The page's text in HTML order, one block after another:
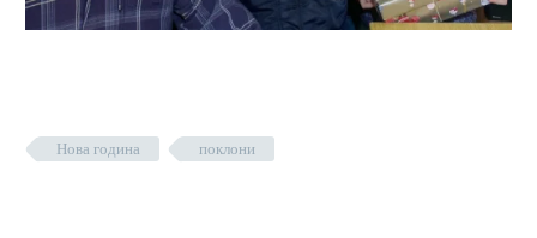
Нова година поклони